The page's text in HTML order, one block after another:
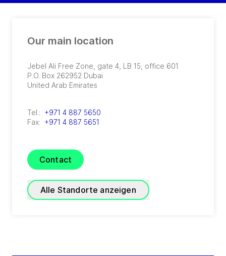
Our main location
Jebel Ali Free Zone, gate 4, LB 15, office 601
P.O. Box 262952 Dubai
United Arab Emirates
Tel.: +971 4 887 5650
Fax: +971 4 887 5651
Contact
Alle Standorte anzeigen